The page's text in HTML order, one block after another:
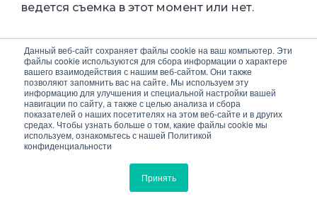
Данный веб-сайт сохраняет файлы cookie на ваш компьютер. Эти
файлы cookie используются для сбора информации о характере
вашего взаимодействия с нашим веб-сайтом. Они также
позволяют запомнить вас на сайте. Мы используем эту
информацию для улучшения и специальной настройки вашей
навигации по сайту, а также с целью анализа и сбора
показателей о наших посетителях на этом веб-сайте и в других
средах. Чтобы узнать больше о том, какие файлы cookie мы
используем, ознакомьтесь с нашей Политикой
конфиденциальности
Принять
ведется съемка в этот момент или нет.
Индикатор может автоматически
реагировать на движение или звук в
подозрительной
ситуации: заметив
красный огонек на
камере, люди
поворачивают к ней лицо, что помогает